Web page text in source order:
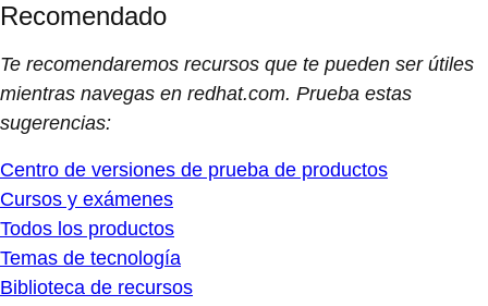
Recomendado
Te recomendaremos recursos que te pueden ser útiles
mientras navegas en redhat.com. Prueba estas
sugerencias:
Centro de versiones de prueba de productos
Cursos y exámenes
Todos los productos
Temas de tecnología
Biblioteca de recursos